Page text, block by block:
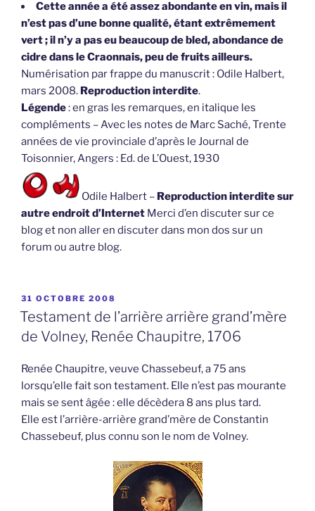
Cette année a été assez abondante en vin, mais il
n’est pas d’une bonne qualité, étant extrêmement
vert ; il n’y a pas eu beaucoup de bled, abondance de
cidre dans le Craonnais, peu de fruits ailleurs.
Numérisation par frappe du manuscrit : Odile Halbert,
mars 2008. Reproduction interdite.
Légende: en gras les remarques, en italique les
compléments – Avec les notes de Marc Saché, Trente
années de vie provinciale d’après le Journal de
Toisonnier, Angers : Ed. de L’Ouest, 1930
Odile Halbert – Reproduction interdite sur
autre endroit d’Internet Merci d’en discuter sur ce
blog et non aller en discuter dans mon dos sur un
forum ou autre blog.
PUBLIÉ
LE
31 OCTOBRE 2008
Testament de l’arrière arrière grand’mère
de Volney, Renée Chaupitre, 1706
Renée Chaupitre, veuve Chassebeuf, a 75 ans
lorsqu’elle fait son testament. Elle n’est pas mourante
mais se sent âgée : elle décèdera 8 ans plus tard.
Elle est l’arrière-arrière grand’mère de Constantin
Chassebeuf, plus connu son le nom de Volney.